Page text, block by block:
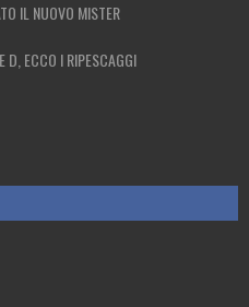
IL NUOVO MISTER
D, ECCO I RIPESCAGGI